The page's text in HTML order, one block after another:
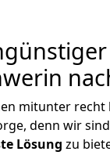
mitunter recht
denn wir
Lösung zu